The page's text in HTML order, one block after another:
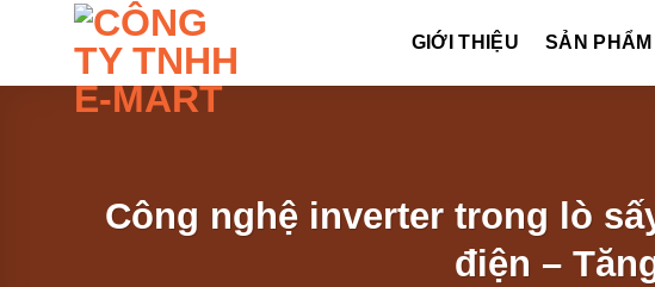
GIỚI THIỆU SẢN PHẨM
Công nghệ inverter trong lò
điện –